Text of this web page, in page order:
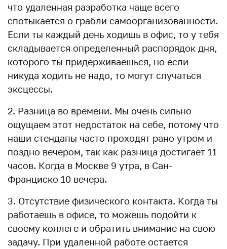
что удаленная разработка чаще всего
спотыкается о грабли самоорганизованности.
Если ты каждый день ходишь в офис, то у тебя
складывается определенный распорядок дня,
которого ты придерживаешься, но если
никуда ходить не надо, то могут случаться
эксцессы.
2. Разница во времени. Мы очень сильно
ощущаем этот недостаток на себе, потому что
наши стендапы часто проходят рано утром и
поздно вечером, так как разница достигает 11
часов. Когда в Москве 9 утра, в Сан-
Франциско 10 вечера.
3. Отсутствие физического контакта. Когда ты
работаешь в офисе, то можешь подойти к
своему коллеге и обратить внимание на свою
задачу. При удаленной работе остается